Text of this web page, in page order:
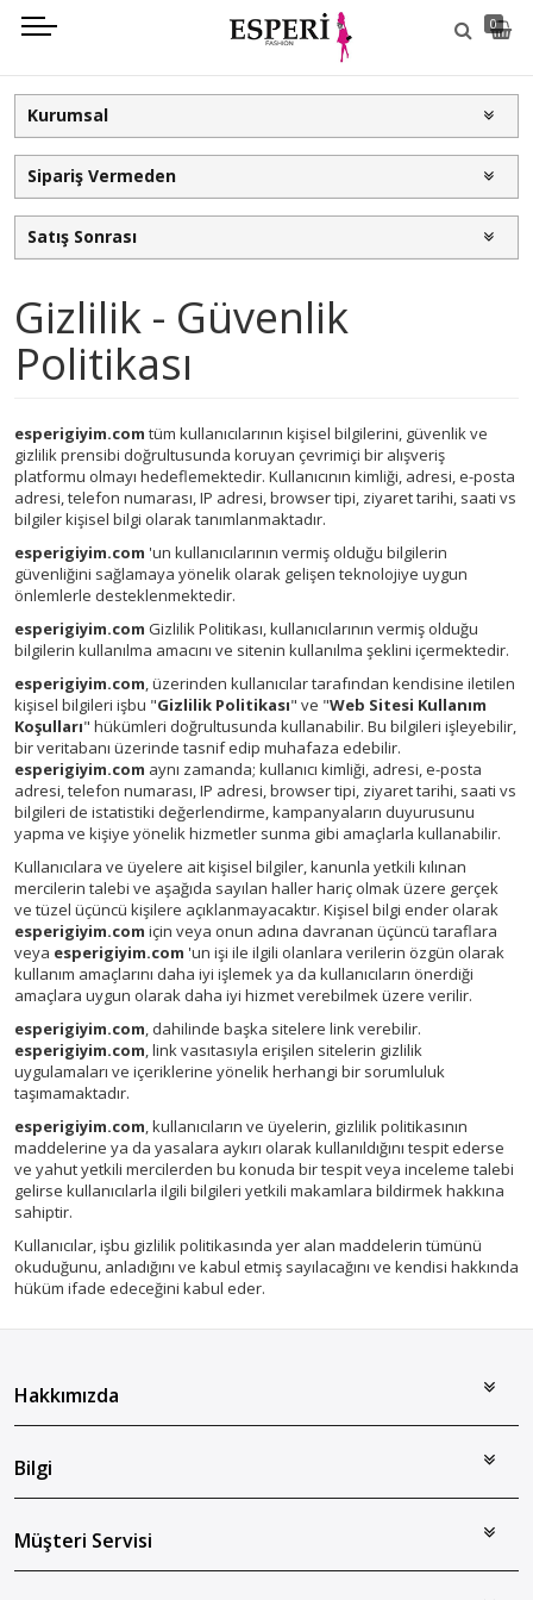
0
Kurumsal
Sipariş Vermeden
Satış Sonrası
Gizlilik - Güvenlik
Politikası
esperigiyim.com tüm kullanıcılarının kişisel bilgilerini, güvenlik ve
gizlilik prensibi doğrultusunda koruyan çevrimiçi bir alışveriş
platformu olmayı hedeflemektedir. Kullanıcının kimliği, adresi, e-posta
adresi, telefon numarası, IP adresi, browser tipi, ziyaret tarihi, saati vs
bilgiler kişisel bilgi olarak tanımlanmaktadır.
esperigiyim.com 'un kullanıcılarının vermiş olduğu bilgilerin
güvenliğini sağlamaya yönelik olarak gelişen teknolojiye uygun
önlemlerle desteklenmektedir.
esperigiyim.com Gizlilik Politikası, kullanıcılarının vermiş olduğu
bilgilerin kullanılma amacını ve sitenin kullanılma şeklini içermektedir.
esperigiyim.com, üzerinden kullanıcılar tarafından kendisine iletilen
kişisel bilgileri işbu "Gizlilik Politikası" ve "Web Sitesi Kullanım
Koşulları" hükümleri doğrultusunda kullanabilir. Bu bilgileri işleyebilir,
bir veritabanı üzerinde tasnif edip muhafaza edebilir.
esperigiyim.com aynı zamanda; kullanıcı kimliği, adresi, e-posta
adresi, telefon numarası, IP adresi, browser tipi, ziyaret tarihi, saati vs
bilgileri de istatistiki değerlendirme, kampanyaların duyurusunu
yapma ve kişiye yönelik hizmetler sunma gibi amaçlarla kullanabilir.
Kullanıcılara ve üyelere ait kişisel bilgiler, kanunla yetkili kılınan
mercilerin talebi ve aşağıda sayılan haller hariç olmak üzere gerçek
ve tüzel üçüncü kişilere açıklanmayacaktır. Kişisel bilgi ender olarak
esperigiyim.com için veya onun adına davranan üçüncü taraflara
veya esperigiyim.com 'un işi ile ilgili olanlara verilerin özgün olarak
kullanım amaçlarını daha iyi işlemek ya da kullanıcıların önerdiği
amaçlara uygun olarak daha iyi hizmet verebilmek üzere verilir.
esperigiyim.com, dahilinde başka sitelere link verebilir.
esperigiyim.com, link vasıtasıyla erişilen sitelerin gizlilik
uygulamaları ve içeriklerine yönelik herhangi bir sorumluluk
taşımamaktadır.
esperigiyim.com, kullanıcıların ve üyelerin, gizlilik politikasının
maddelerine ya da yasalara aykırı olarak kullanıldığını tespit ederse
ve yahut yetkili mercilerden bu konuda bir tespit veya inceleme talebi
gelirse kullanıcılarla ilgili bilgileri yetkili makamlara bildirmek hakkına
sahiptir.
Kullanıcılar, işbu gizlilik politikasında yer alan maddelerin tümünü
okuduğunu, anladığını ve kabul etmiş sayılacağını ve kendisi hakkında
hüküm ifade edeceğini kabul eder.
Hakkımızda
Bilgi
Müşteri Servisi